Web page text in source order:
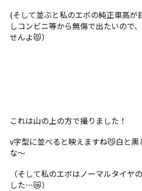
(そして並ぶと私のエボの純正車高
しコンビニ等から無傷で出たいので
せんよ😾）
これは山の上の方で撮りました！
v字型に並べると映えますね😼白と黒
な～
（そして私のエボはノーマルタイヤ
した…😿）